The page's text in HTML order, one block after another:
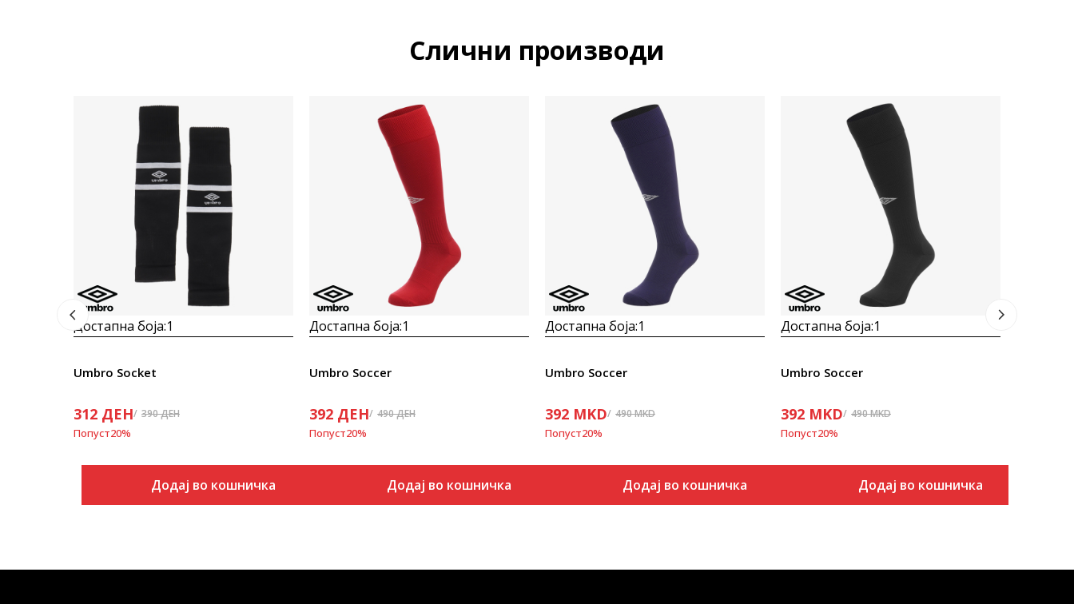
Слични производи
Достапна боја:1
Umbro Socket
312 ДЕН 390ДЕН
Попуст20%
Додај во кошничка
Достапна боја:1
Umbro Soccer
392 ДЕН 490ДЕН
Попуст20%
Додај во кошничка
Достапна боја:1
Umbro Soccer
392 MKD 490MKD
Попуст20%
Додај во кошничка
Достапна боја:1
Umbro Soccer
392 MKD 490MKD
Попуст20%
Додај во кошничка